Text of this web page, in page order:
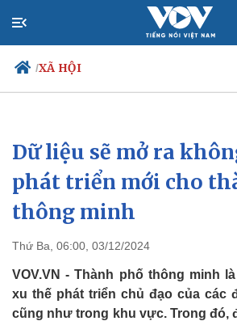
/XÃ HỘI
Chính trị
Đảng
Tổ chức nhân sự
Quốc hội
Nhận diện sự thật
Xã hội
Tin 24h
Dự báo
Dữ liệu sẽ mở ra
phát triển mới cho
thông minh
Thứ Ba, 06:00, 03/12/2024
VOV.VN - Thành phố thông minh
xu thế phát triển chủ đạo của các
cũng như trong khu vực. Trong đó,